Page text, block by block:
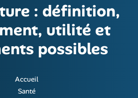
: définition,
utilité et
possibles
Accueil
Santé